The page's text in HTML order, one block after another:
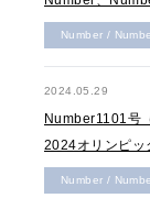
Number /
2024.05.29
Number1101号
2024オリンピッ
Number /